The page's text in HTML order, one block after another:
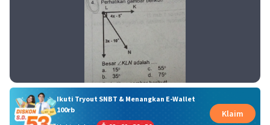
Ikuti Tryout SNBT & Menangkan E-Wallet
100rb
Klaim